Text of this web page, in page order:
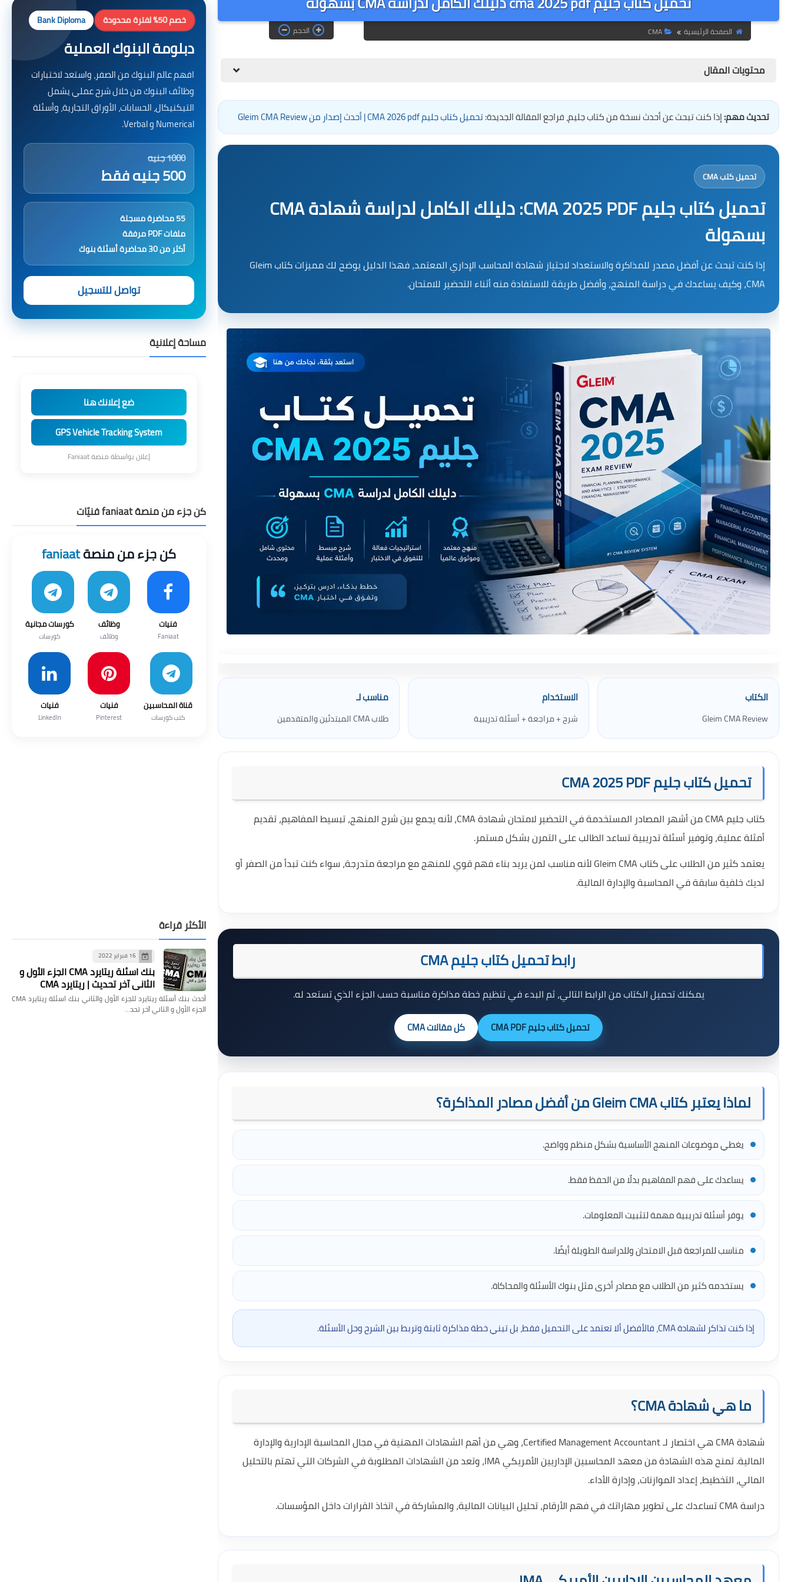
الصفحة الرئيسية CMA الحجم
محتويات المقال
تحديث مهم:إذا كنت تبحث عن أحدث نسخة من كتاب جليم، فراجع المقالة الجديدة:تحميل كتاب جليم CMA 2026 pdf | أحدث إصدار من Gleim CMA Review
تحميل كتب CMA
تحميل كتاب جليم CMA 2025 PDF: دليلك الكامل لدراسة شهادة CMA
بسهولة
إذا كنت تبحث عن أفضل مصدر للمذاكرة والاستعداد لاجتياز شهادة المحاسب الإداري المعتمد، فهذا الدليل يوضح لك مميزات كتاب Gleim
CMA، وكيف يساعدك في دراسة المنهج، وأفضل طريقة للاستفادة منه أثناء التحضير للامتحان.
الكتاب
Gleim CMA Review
الاستخدام
شرح + مراجعة + أسئلة تدريبية
مناسب لـ
طلاب CMA المبتدئين والمتقدمين
تحميل كتاب جليم CMA 2025 PDF
كتاب جليم CMA من أشهر المصادر المستخدمة في التحضير لامتحان شهادة CMA، لأنه يجمع بين شرح المنهج، تبسيط المفاهيم، تقديم
أمثلة عملية، وتوفير أسئلة تدريبية تساعد الطالب على التمرن بشكل مستمر.
يعتمد كثير من الطلاب على كتاب Gleim CMA لأنه مناسب لمن يريد بناء فهم قوي للمنهج مع مراجعة متدرجة، سواء كنت تبدأ من الصفر أو
لديك خلفية سابقة في المحاسبة والإدارة المالية.
رابط تحميل كتاب جليم CMA
يمكنك تحميل الكتاب من الرابط التالي، ثم البدء في تنظيم خطة مذاكرة مناسبة حسب الجزء الذي تستعد له.
تحميل كتاب جليم CMA PDF كل مقالات CMA
لماذا يعتبر كتاب Gleim CMA من أفضل مصادر المذاكرة؟
يغطي موضوعات المنهج الأساسية بشكل منظم وواضح.
يساعدك على فهم المفاهيم بدلًا من الحفظ فقط.
يوفر أسئلة تدريبية مهمة لتثبيت المعلومات.
مناسب للمراجعة قبل الامتحان وللدراسة الطويلة أيضًا.
يستخدمه كثير من الطلاب مع مصادر أخرى مثل بنوك الأسئلة والمحاكاة.
إذا كنت تذاكر لشهادة CMA، فالأفضل ألا تعتمد على التحميل فقط، بل تبني خطة مذاكرة ثابتة وتربط بين الشرح وحل الأسئلة.
ما هي شهادة CMA؟
شهادة CMA هي اختصار لـ Certified Management Accountant، وهي من أهم الشهادات المهنية في مجال المحاسبة الإدارية والإدارة
المالية. تمنح هذه الشهادة من معهد المحاسبين الإداريين الأمريكي IMA، وتعد من الشهادات المطلوبة في الشركات التي تهتم بالتحليل
المالي، التخطيط، إعداد الموازنات، وإدارة الأداء.
دراسة CMA تساعدك على تطوير مهاراتك في فهم الأرقام، تحليل البيانات المالية، والمشاركة في اتخاذ القرارات داخل المؤسسات.
خصم 50% لفترة محدودة Bank Diploma
دبلومة البنوك العملية
افهم عالم البنوك من الصفر، واستعد لاختبارات
وظائف البنوك من خلال شرح عملي يشمل
التيكنيكال، الحسابات، الأوراق التجارية، وأسئلة
Numerical و Verbal.
1000 جنيه
500 جنيه فقط
55 محاضرة مسجلة
ملفات PDF مرفقة
أكثر من 30 محاضرة أسئلة بنوك
تواصل للتسجيل
مساحة إعلانية
ضع إعلانك هنا
GPS Vehicle Tracking System
إعلان بواسطة منصة Faniaat
كن جزء من منصة faniaat فنيّات
كن جزء من منصةfaniaat
فنيات
Faniaat
وظائف
وظائف
كورسات مجانية
كورسات
قناة المحاسبين
كتب كورسات
فنيات
Pinterest
فنيات
LinkedIn
الأكثر قراءة
16 فبراير 2022
بنك اسئلة ريتايرد CMA الجزء الأول و
الثاني آخر تحديث | ريتايرد CMA
أحدث بنك أسئلة ريتايرد للجزء الأول والثاني بنك اسئلة ريتايرد CMA
الجزء الأول و الثاني آخر تحد…